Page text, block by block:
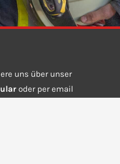
uns über unser
oder per email